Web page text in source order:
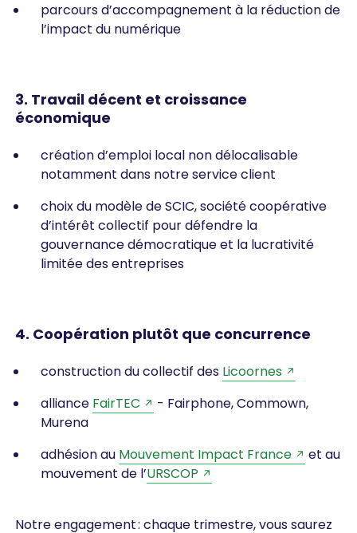
parcours d’accompagnement à la réduction de
l’impact du numérique
3. Travail décent et croissance
économique
création d’emploi local non délocalisable
notamment dans notre service client
choix du modèle de SCIC, société coopérative
d’intérêt collectif pour défendre la
gouvernance démocratique et la lucrativité
limitée des entreprises
4. Coopération plutôt que concurrence
construction du collectif des Licoornes
alliance FairTEC
- Fairphone, Commown,
Murena
adhésion au Mouvement Impact France
et au
mouvement de l’URSCOP
Notre engagement : chaque trimestre, vous saurez